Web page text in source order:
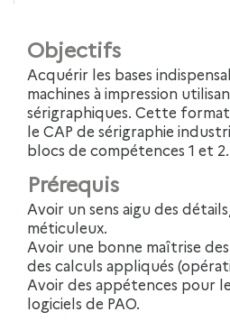
Objectifs
Acquérir les bases indispensables à la conduite de
machines à impression
sérigraphiques. Cette
le CAP de sérigraphie
blocs de compétences 1 et 2.
Prérequis
Avoir un sens aigu des détails, être précis et
méticuleux.
Avoir une bonne maîtrise
des calculs appliqués
Avoir des appétences pour
logiciels de PAO.